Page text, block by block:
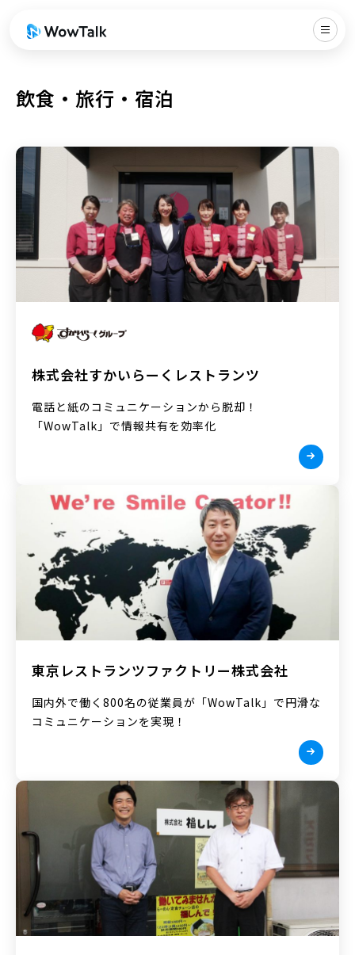
飲食・旅行・宿泊
株式会社すかいらーくレストランツ
電話と紙のコミュニケーションから脱却！
「WowTalk」で情報共有を効率化
東京レストランツファクトリー株式会社
国内外で働く800名の従業員が「WowTalk」で円滑な
コミュニケーションを実現！